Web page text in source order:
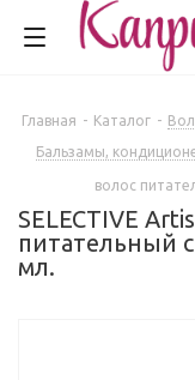
Главная - Каталог -
Бальзамы,
волос
SELECTIVE
питательный
мл.